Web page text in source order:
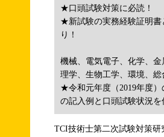
★口頭試験対策に必読！
★新試験の実務経験証明書
り！
機械、電気電子、化学、
理学、生物工学、環境、総
★令和元年度（2019年度
の記入例と口頭試験状況を
TCI技術士第二次試験対策研